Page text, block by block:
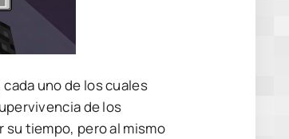
uno de los cuales
de los
su tiempo, pero al mismo